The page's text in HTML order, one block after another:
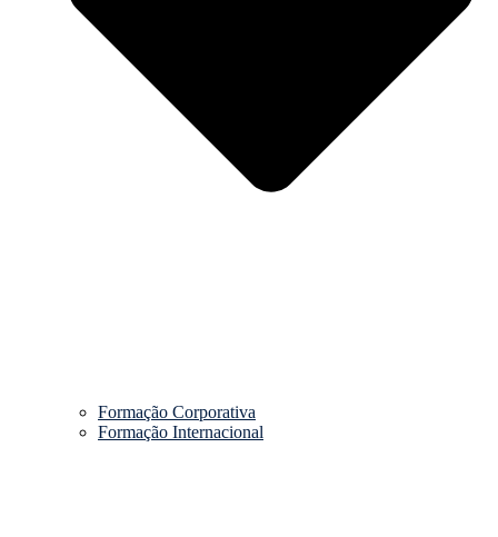
Formação Corporativa
Formação Internacional